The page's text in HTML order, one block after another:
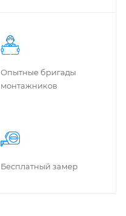
Опытные бригады
монтажников
Бес­плат­ный замер